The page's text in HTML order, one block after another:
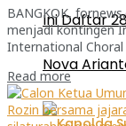
Ini Daftar
Nova
BANGKOK,
menjadi kontingen
International Choral
Read more